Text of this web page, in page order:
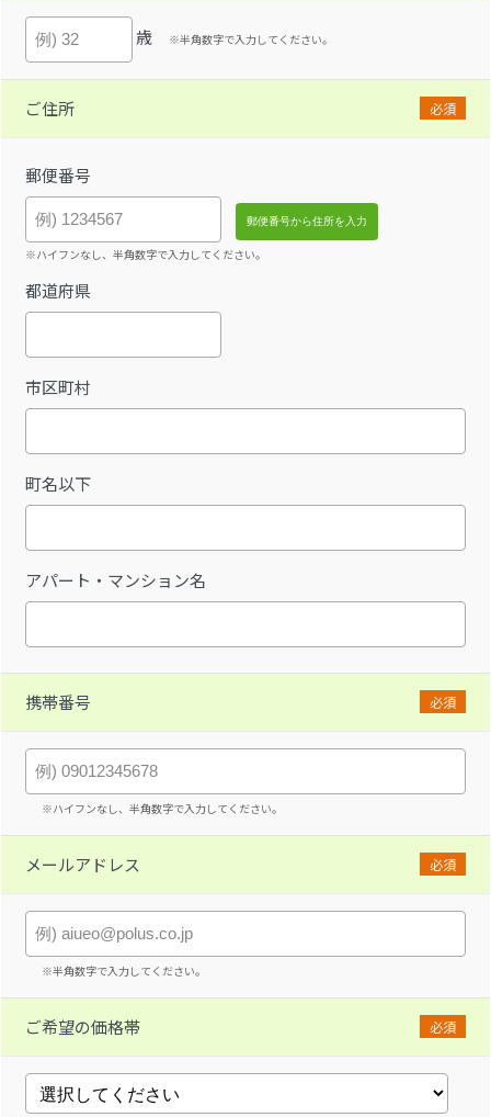
歳 ※半角数字で入力してください。
ご住所 必須
郵便番号
※ハイフンなし、半角数字で入力してください。
都道府県
市区町村
町名以下
アパート・マンション名
携帯番号 必須
※ハイフンなし、半角数字で入力してください。
メールアドレス 必須
※半角数字で入力してください。
ご希望の価格帯 必須